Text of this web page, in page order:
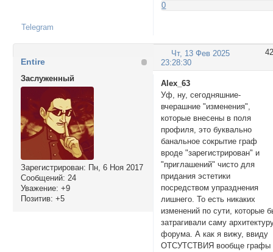
0
Telegram
42
Чт, 13 Фев 2025
23:28:30
Entire
Заслуженный
Зарегистрирован: Пн, 6 Ноя 2017
Сообщений: 24
Уважение: +9
Позитив: +5
Alex_63
Уф, ну, сегодняшние-
вчерашние "изменения",
которые внесены в поля
профиля, это буквально
банальное сокрытие граф
вроде "зарегистрирован" и
"приглашений" чисто для
придания эстетики
посредством упразднения
лишнего. То есть никаких
изменений по сути, которые
затрагивали саму
форума. А как я вижу, ввиду
ОТСУТСТВИЯ вообще графы